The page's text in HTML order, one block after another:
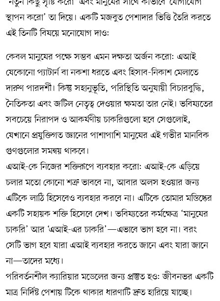
স্থাপন করো’ তা দিয়ে। একটি মজবুত পেশাদার ভিত্তি তৈরি করতে
এই তিনটি বিষয়ে মনোযোগ দাও:
কেবল মানুষের পক্ষে সম্ভব এমন দক্ষতা অর্জন করো: এআই
যেকোনো প্যাটার্ন বা নকশা ধরতে এবং হিসাব-নিকাশ মেলাতে
দারুণ পারদর্শী। কিন্তু সহানুভূতি, পরিস্থিতি অনুযায়ী বিচারবুদ্ধি,
নৈতিকতা এবং জটিল নেতৃত্ব দেওয়ার ক্ষমতা তার নেই। ভবিষ্যতের
সবচেয়ে নিরাপদ ও আকর্ষণীয় চাকরিগুলো হবে সেগুলোই,
যেখানে প্রযুক্তিগত জ্ঞানের পাশাপাশি মানুষের এই গভীর মানবিক
গুণগুলোর সমন্বয় থাকবে।
এআই-কে নিজের শক্তিরূপে ব্যবহার করো: এআই-কে এড়িয়ে
চলার মতো কোনো শত্রু ভাববে না, আবার অলস হওয়ার জন্য
এটিকে লাঠি হিসেবেও ব্যবহার করবে না। এটিকে তোমার মস্তিষ্কের
একটি সহায়ক শক্তি হিসেবে দেখ। ভবিষ্যতের কর্মক্ষেত্র ‘মানুষের
চাকরি’ আর ‘এআই-এর চাকরি’—এভাবে ভাগ হবে না। বরং
সেটি ভাগ হবে যারা এআই ব্যবহার করতে জানে এবং যারা জানে
না—তাদের মধ্যে।
পরিবর্তনশীল ক্যারিয়ার মডেলের জন্য প্রস্তুত হও: জীবনভর একটি
মাত্র নির্দিষ্ট পেশায় টিকে থাকার ধারণাটি দ্রুত হারিয়ে যাচ্ছে।